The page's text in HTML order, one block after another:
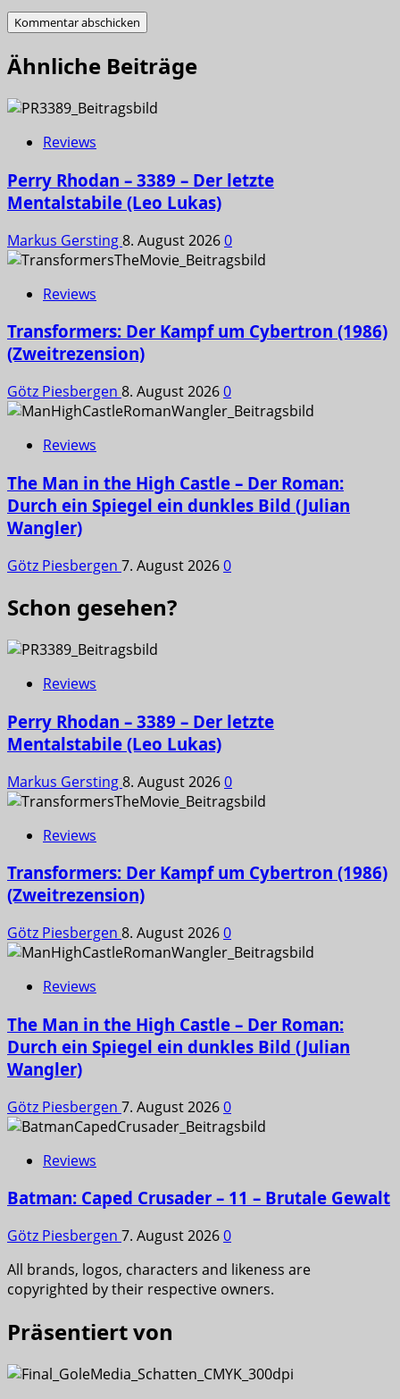
Ähnliche Beiträge
Reviews
Perry Rhodan – 3389 – Der letzte
Mentalstabile (Leo Lukas)
Markus Gersting8. August 20260
Reviews
Transformers: Der Kampf um Cybertron (1986)
(Zweitrezension)
Götz Piesbergen 8. August 20260
Reviews
The Man in the High Castle – Der Roman:
Durch ein Spiegel ein dunkles Bild (Julian
Wangler)
Götz Piesbergen 7. August 20260
Schon gesehen?
Reviews
Perry Rhodan – 3389 – Der letzte
Mentalstabile (Leo Lukas)
Markus Gersting8. August 20260
Reviews
Transformers: Der Kampf um Cybertron (1986)
(Zweitrezension)
Götz Piesbergen 8. August 20260
Reviews
The Man in the High Castle – Der Roman:
Durch ein Spiegel ein dunkles Bild (Julian
Wangler)
Götz Piesbergen 7. August 20260
Reviews
Batman: Caped Crusader – 11 – Brutale Gewalt
Götz Piesbergen 7. August 20260
All brands, logos, characters and likeness are
copyrighted by their respective owners.
Präsentiert von